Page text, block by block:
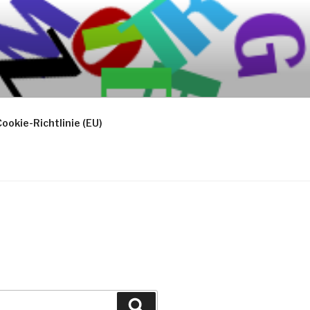
Richtlinie (EU)